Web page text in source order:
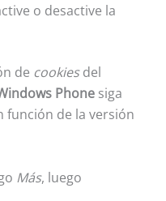
o desactive la
de cookiesdel
Phone siga
función de la versión
Más, luego